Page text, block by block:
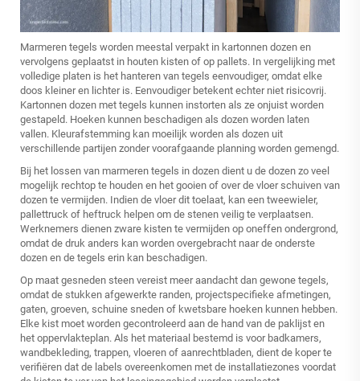
Marmeren tegels worden meestal verpakt in kartonnen dozen en
vervolgens geplaatst in houten kisten of op pallets. In vergelijking met
volledige platen is het hanteren van tegels eenvoudiger, omdat elke
doos kleiner en lichter is. Eenvoudiger betekent echter niet risicovrij.
Kartonnen dozen met tegels kunnen instorten als ze onjuist worden
gestapeld. Hoeken kunnen beschadigen als dozen worden laten
vallen. Kleurafstemming kan moeilijk worden als dozen uit
verschillende partijen zonder voorafgaande planning worden gemengd.
Bij het lossen van marmeren tegels in dozen dient u de dozen zo veel
mogelijk rechtop te houden en het gooien of over de vloer schuiven van
dozen te vermijden. Indien de vloer dit toelaat, kan een tweewieler,
pallettruck of heftruck helpen om de stenen veilig te verplaatsen.
Werknemers dienen zware kisten te vermijden op oneffen ondergrond,
omdat de druk anders kan worden overgebracht naar de onderste
dozen en de tegels erin kan beschadigen.
Op maat gesneden steen vereist meer aandacht dan gewone tegels,
omdat de stukken afgewerkte randen, projectspecifieke afmetingen,
gaten, groeven, schuine sneden of kwetsbare hoeken kunnen hebben.
Elke kist moet worden gecontroleerd aan de hand van de paklijst en
het oppervlakteplan. Als het materiaal bestemd is voor badkamers,
wandbekleding, trappen, vloeren of aanrechtbladen, dient de koper te
verifiëren dat de labels overeenkomen met de installatiezones voordat